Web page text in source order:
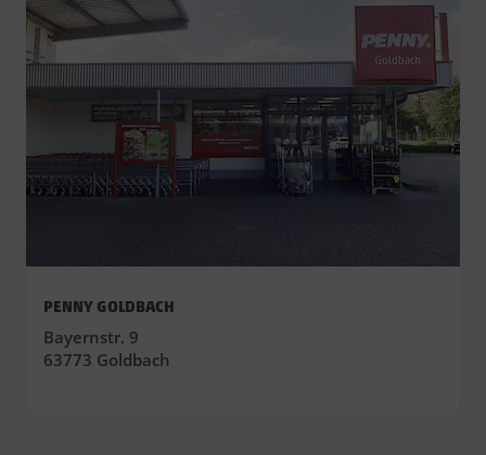
PENNY GOLDBACH
Bayernstr. 9
63773 Goldbach